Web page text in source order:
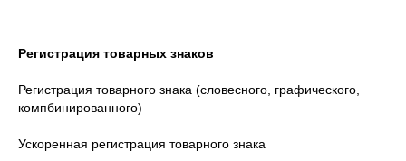
Регистрация товарных знаков
Регистрация товарного знака (словесного, графического,
компбинированного)
Ускоренная регистрация товарного знака